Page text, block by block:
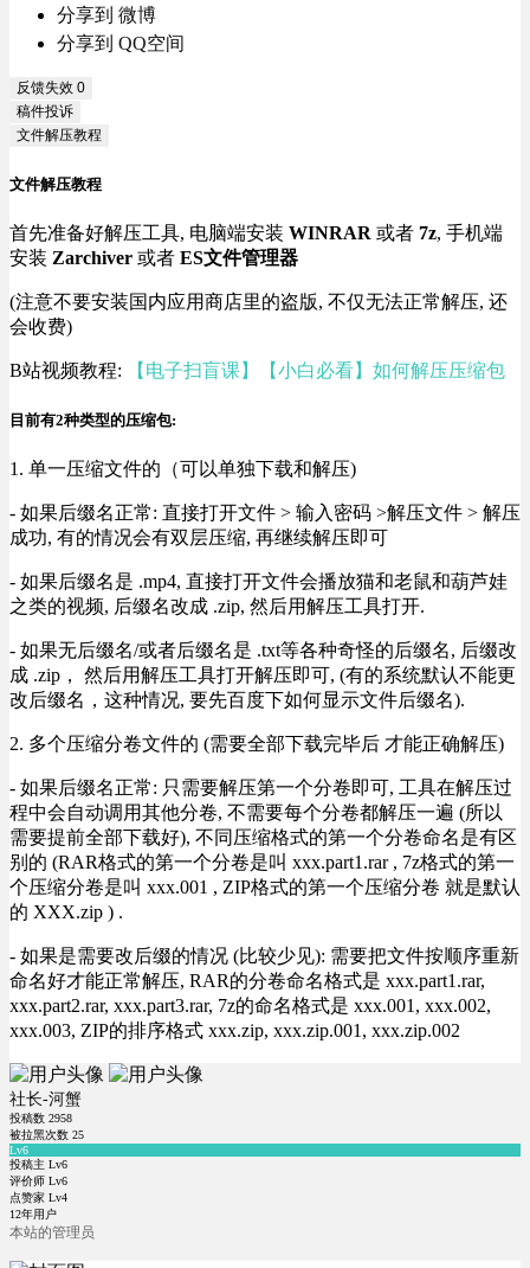
分享到 微博
分享到 QQ空间
反馈失效 0
稿件投诉
文件解压教程
文件解压教程
首先准备好解压工具, 电脑端安装 WINRAR 或者 7z, 手机端
安装 Zarchiver 或者 ES文件管理器
(注意不要安装国内应用商店里的盗版, 不仅无法正常解压, 还
会收费)
B站视频教程: 【电子扫盲课】【小白必看】如何解压压缩包
目前有2种类型的压缩包:
1. 单一压缩文件的（可以单独下载和解压)
- 如果后缀名正常: 直接打开文件 > 输入密码 >解压文件 > 解压
成功, 有的情况会有双层压缩, 再继续解压即可
- 如果后缀名是 .mp4, 直接打开文件会播放猫和老鼠和葫芦娃
之类的视频, 后缀名改成 .zip, 然后用解压工具打开.
- 如果无后缀名/或者后缀名是 .txt等各种奇怪的后缀名, 后缀改
成 .zip， 然后用解压工具打开解压即可, (有的系统默认不能更
改后缀名，这种情况, 要先百度下如何显示文件后缀名).
2. 多个压缩分卷文件的 (需要全部下载完毕后 才能正确解压)
- 如果后缀名正常: 只需要解压第一个分卷即可, 工具在解压过
程中会自动调用其他分卷, 不需要每个分卷都解压一遍 (所以
需要提前全部下载好), 不同压缩格式的第一个分卷命名是有区
别的 (RAR格式的第一个分卷是叫 xxx.part1.rar , 7z格式的第一
个压缩分卷是叫 xxx.001 , ZIP格式的第一个压缩分卷 就是默认
的 XXX.zip ) .
- 如果是需要改后缀的情况 (比较少见): 需要把文件按顺序重新
命名好才能正常解压, RAR的分卷命名格式是 xxx.part1.rar,
xxx.part2.rar, xxx.part3.rar, 7z的命名格式是 xxx.001, xxx.002,
xxx.003, ZIP的排序格式 xxx.zip, xxx.zip.001, xxx.zip.002
社长-河蟹
投稿数 2958
被拉黑次数 25
Lv6
投稿主 Lv6
评价师 Lv6
点赞家 Lv4
12年用户
本站的管理员